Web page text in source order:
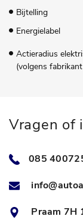
Bijtelling
Energielabel
Actieradius
(volgens
Vragen of
085
Praam 7H